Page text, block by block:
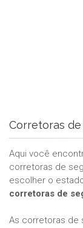
Corretoras de
Aqui você
corretoras de
escolher o
corretoras de
As corretoras de